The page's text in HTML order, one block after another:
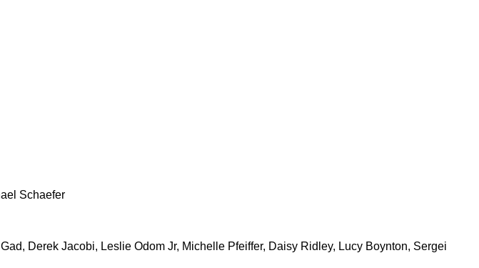
Schaefer
Derek Jacobi, Leslie Odom Jr, Michelle Pfeiffer, Daisy Ridley, Lucy Boynton, Sergei